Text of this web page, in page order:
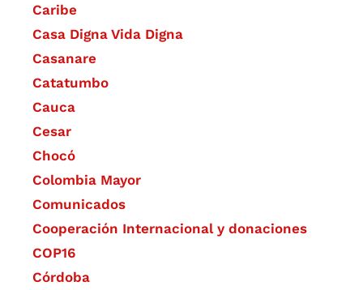
Caribe
Casa Digna Vida Digna
Casanare
Catatumbo
Cauca
Cesar
Chocó
Colombia Mayor
Comunicados
Cooperación Internacional y donaciones
COP16
Córdoba